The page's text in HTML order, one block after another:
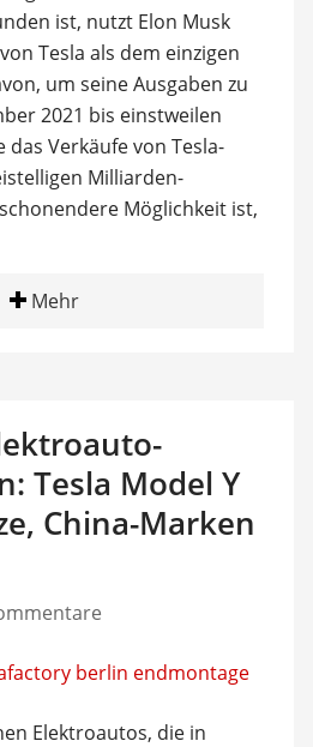
ist, nutzt Elon Musk
Tesla als dem einzigen
um seine Ausgaben zu
2021 bis einstweilen
das Verkäufe von Tesla-
Milliarden-
Möglichkeit ist,
Mehr
Tesla Model Y
China-Marken
Elektroautos, die in